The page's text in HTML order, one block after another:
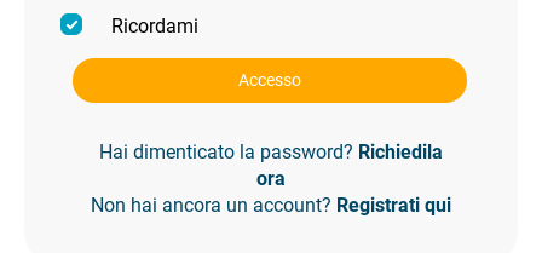
Ricordami
Accesso
Hai dimenticato la password? Richiedila
ora
Non hai ancora un account? Registrati qui